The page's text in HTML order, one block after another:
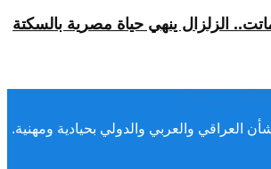
الزلزال ينهي حياة مصرية بالسكتة
العراقي والعربي والدولي بحيادية ومهنية.